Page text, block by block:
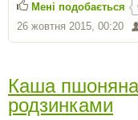
26 жовтня 2015, 00:20
Мені подобається
Каша
родзинками